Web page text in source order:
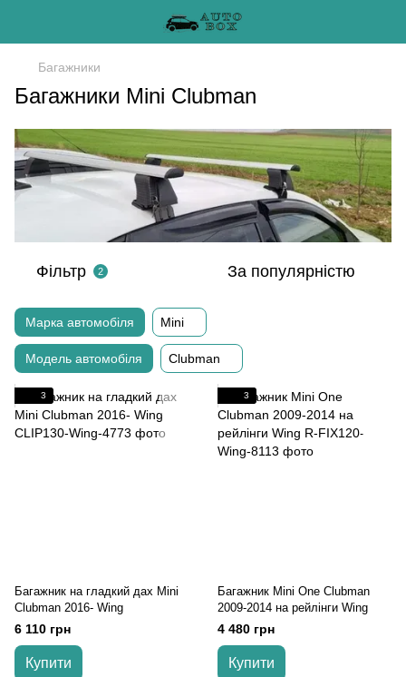
Багажники
Багажники Mini Clubman
Фільтр 2 За популярністю
Марка автомобіля Mini
Модель автомобіля Clubman
3
Багажник на гладкий дах Mini
Clubman 2016- Wing
6 110 грн
Купити
3
Багажник Mini One Clubman
2009-2014 на рейлінги Wing
4 480 грн
Купити